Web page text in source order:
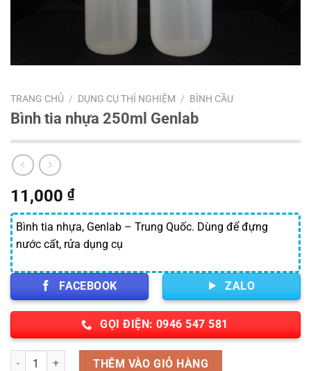
TRANG CHỦ / DỤNG CỤ THÍ NGHIỆM / BÌNH CẦU
Bình tia nhựa 250ml Genlab
11,000 ₫
Bình tia nhựa, Genlab – Trung Quốc. Dùng để đựng
nước cất, rửa dụng cụ
FACEBOOK ZALO
GỌI ĐIỆN: 0946 547 581
Số lượng THÊM VÀO GIỎ HÀNG